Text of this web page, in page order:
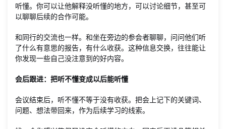
听懂。你可以让他解释没听懂的地方，可以讨论细节，甚至可
以聊聊后续的合作可能。
和同行的交流也一样。和坐在旁边的参会者聊聊，问问他们听
了什么有意思的报告，有什么收获。这种信息交换，往往能让
你发现一些自己没注意到的好内容。
会后跟进：把听不懂变成以后能听懂
会议结束后，听不懂不等于没有收获。把会上记下的关键词、
问题、想法带回来，作为后续学习的线索。